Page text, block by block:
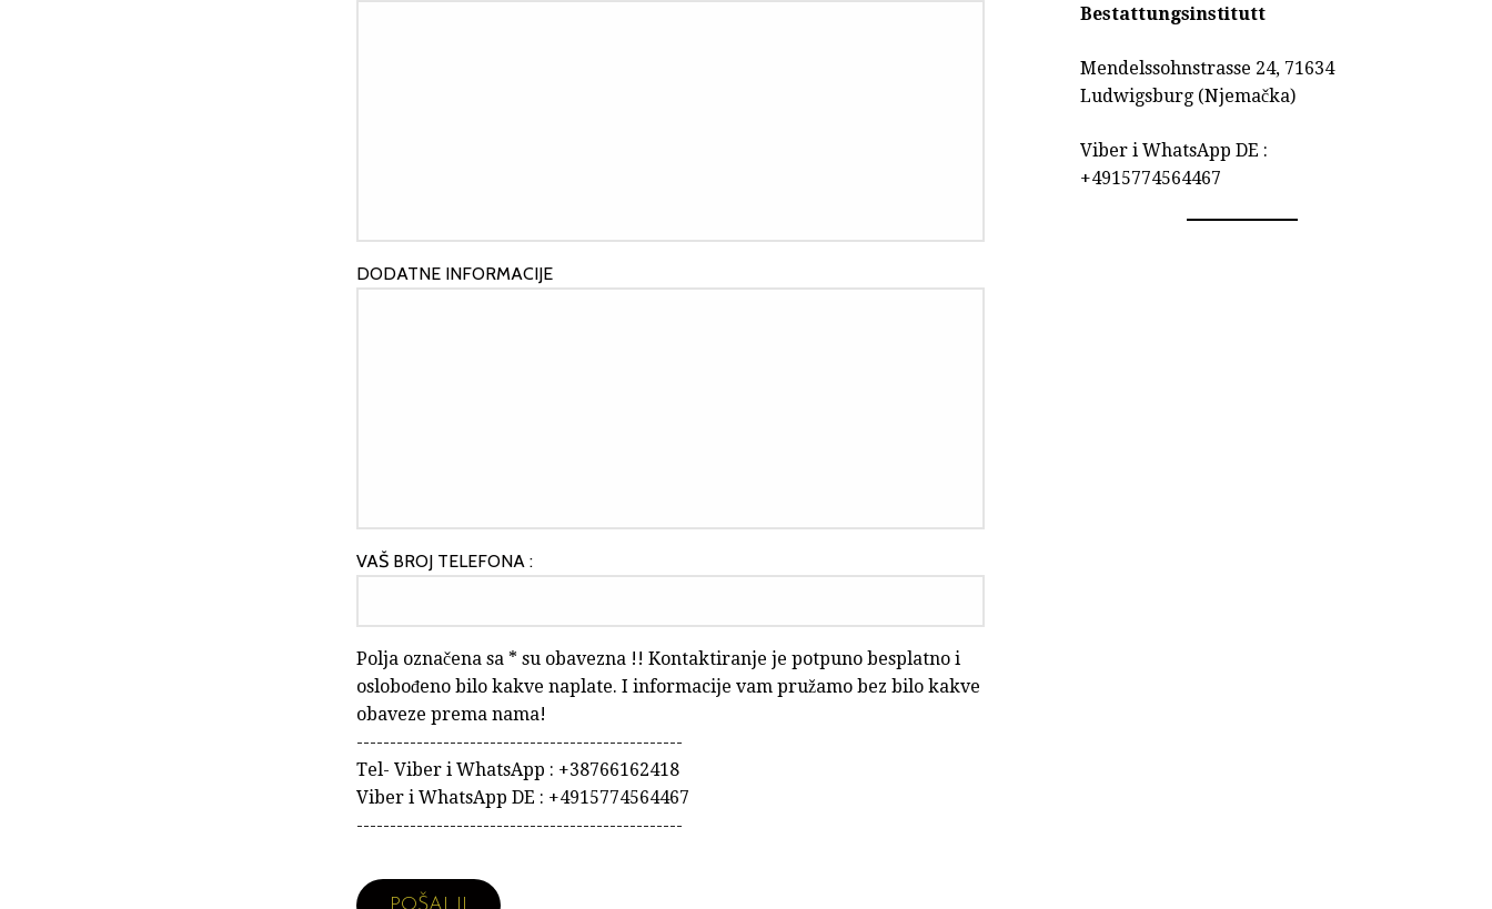
DODATNE INFORMACIJE
VAŠ BROJ TELEFONA :
Polja označena sa * su obavezna !! Kontaktiranje je potpuno besplatno i
oslobođeno bilo kakve naplate. I informacije vam pružamo bez bilo kakve
obaveze prema nama!
-------------------------------------------------
Tel- Viber i WhatsApp : +38766162418
Viber i WhatsApp DE : +4915774564467
-------------------------------------------------
Bestattungsinstitutt
Mendelssohnstrasse 24, 71634
Ludwigsburg (Njemačka)
Viber i WhatsApp DE :
+4915774564467